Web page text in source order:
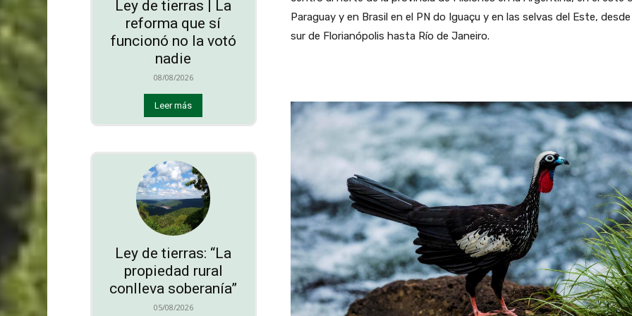
Ley de tierras | La
reforma que sí
funcionó no la votó
nadie
08/08/2026
Leer más
Ley de tierras: “La
propiedad rural
conlleva soberanía”
05/08/2026
Paraguay y en Brasil en el PN do Iguaçu y en las selvas del Este,
sur de Florianópolis hasta Río de Janeiro.